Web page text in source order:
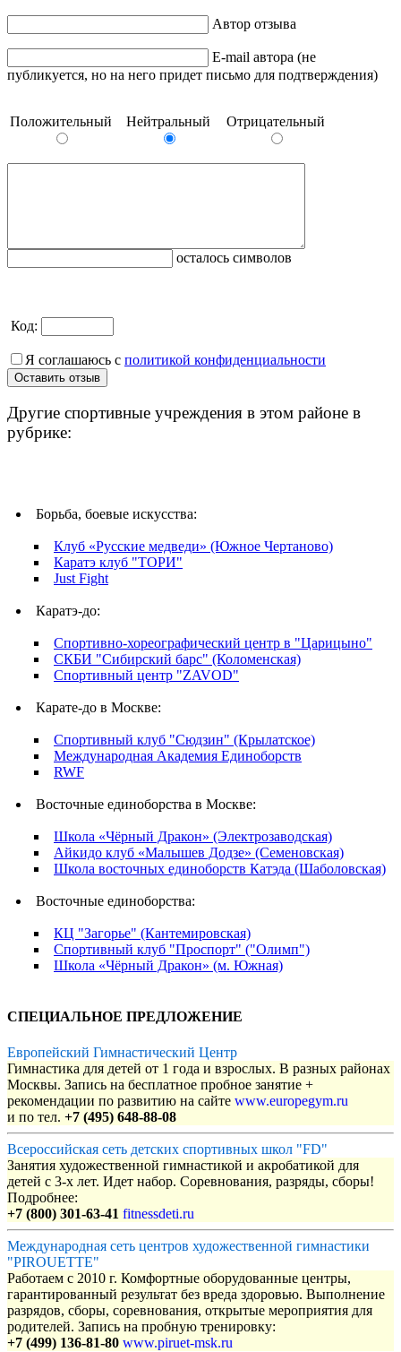
Автор отзыва
E-mail автора (не
публикуется, но на него придет письмо для подтверждения)
Положительный Нейтральный Отрицательный
осталось символов
Код:
Я соглашаюсь с политикой конфиденциальности
Другие спортивные учреждения в этом районе в
рубрике:
Борьба, боевые искусства:
Клуб «Русские медведи» (Южное Чертаново)
Каратэ клуб "ТОРИ"
Just Fight
Каратэ-до:
Спортивно-хореографический центр в "Царицыно"
СКБИ "Сибирский барс" (Коломенская)
Спортивный центр "ZAVOD"
Карате-до в Москве:
Спортивный клуб "Сюдзин" (Крылатское)
Международная Академия Единоборств
RWF
Восточные единоборства в Москве:
Школа «Чёрный Дракон» (Электрозаводская)
Айкидо клуб «Малышев Додзе» (Семеновская)
Школа восточных единоборств Катэда (Шаболовская)
Восточные единоборства:
КЦ "Загорье" (Кантемировская)
Спортивный клуб "Проспорт" ("Олимп")
Школа «Чёрный Дракон» (м. Южная)
СПЕЦИАЛЬНОЕ ПРЕДЛОЖЕНИЕ
Европейский Гимнастический Центр
Гимнастика для детей от 1 года и взрослых. В разных районах
Москвы. Запись на бесплатное пробное занятие +
рекомендации по развитию на сайте www.europegym.ru
и по тел. +7 (495) 648-88-08
Всероссийская сеть детских спортивных школ "FD"
Занятия художественной гимнастикой и акробатикой для
детей с 3-х лет. Идет набор. Соревнования, разряды, сборы!
Подробнее:
+7 (800) 301-63-41 fitnessdeti.ru
Международная сеть центров художественной гимнастики
"PIROUETTE"
Работаем с 2010 г. Комфортные оборудованные центры,
гарантированный результат без вреда здоровью. Выполнение
разрядов, сборы, соревнования, открытые мероприятия для
родителей. Запись на пробную тренировку:
+7 (499) 136-81-80 www.piruet-msk.ru